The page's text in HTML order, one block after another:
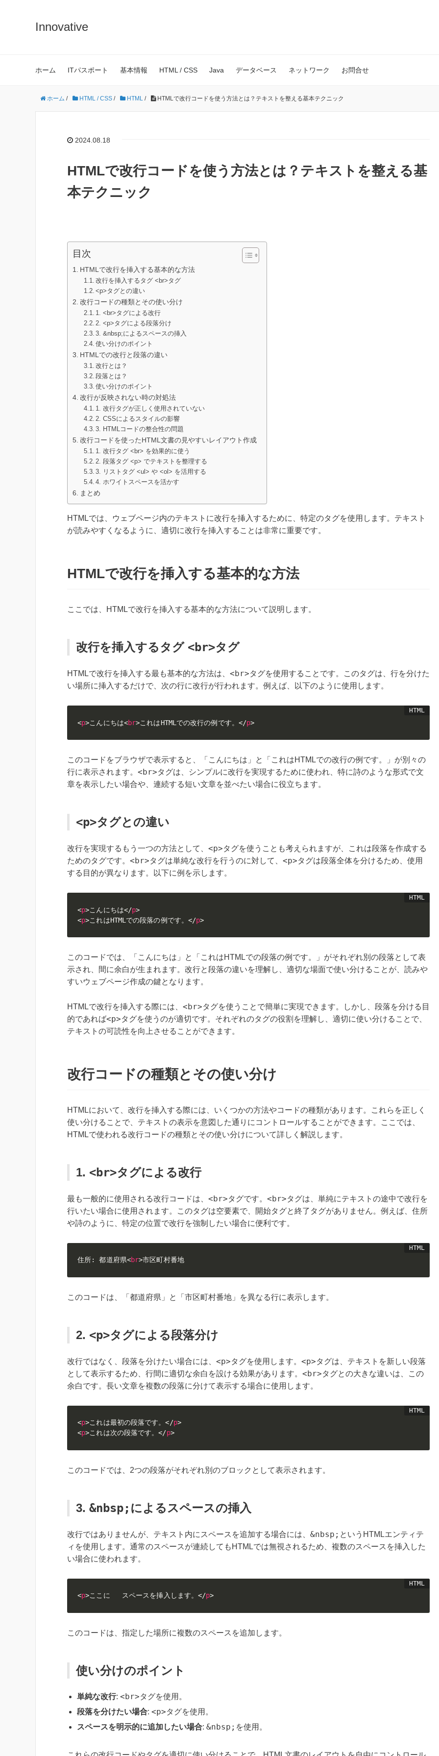
Innovative
ホーム ITパスポート 基本情報 HTML / CSS Java データベース ネットワーク お問合せ
ホーム / HTML / CSS / HTML / HTMLで改行コードを使う方法とは？テキストを整える基本テクニック
2024.08.18
HTMLで改行コードを使う方法とは？テキストを整える基
本テクニック
目次
HTMLで改行を挿入する基本的な方法
改行を挿入するタグ <br>タグ
<p>タグとの違い
改行コードの種類とその使い分け
1. <br>タグによる改行
2. <p>タグによる段落分け
3. &nbsp;によるスペースの挿入
使い分けのポイント
HTMLでの改行と段落の違い
改行とは？
段落とは？
使い分けのポイント
改行が反映されない時の対処法
1. 改行タグが正しく使用されていない
2. CSSによるスタイルの影響
3. HTMLコードの整合性の問題
改行コードを使ったHTML文書の見やすいレイアウト作成
1. 改行タグ <br> を効果的に使う
2. 段落タグ <p> でテキストを整理する
3. リストタグ <ul> や <ol> を活用する
4. ホワイトスペースを活かす
まとめ
HTMLでは、ウェブページ内のテキストに改行を挿入するために、特定のタグを使用します。テキスト
が読みやすくなるように、適切に改行を挿入することは非常に重要です。
HTMLで改行を挿入する基本的な方法
ここでは、HTMLで改行を挿入する基本的な方法について説明します。
改行を挿入するタグ <br>タグ
HTMLで改行を挿入する最も基本的な方法は、 <br>タグを使用することです。このタグは、行を分けた
い場所に挿入するだけで、次の行に改行が行われます。例えば、以下のように使用します。
<p>こんにちは<br>これはHTMLでの改行の例です。 </p>
このコードをブラウザで表示すると、「こんにちは」と「これはHTMLでの改行の例です。」が別々の
行に表示されます。 <br>タグは、シンプルに改行を実現するために使われ、特に詩のような形式で文
章を表示したい場合や、連続する短い文章を並べたい場合に役立ちます。
<p>タグとの違い
改行を実現するもう一つの方法として、 <p>タグを使うことも考えられますが、これは段落を作成する
ためのタグです。 <br>タグは単純な改行を行うのに対して、 <p>タグは段落全体を分けるため、使用
する目的が異なります。以下に例を示します。
<p>こんにちは</p>
<p>これはHTMLでの段落の例です。 </p>
このコードでは、「こんにちは」と「これはHTMLでの段落の例です。」がそれぞれ別の段落として表
示され、間に余白が生まれます。改行と段落の違いを理解し、適切な場面で使い分けることが、読みや
すいウェブページ作成の鍵となります。
HTMLで改行を挿入する際には、 <br>タグを使うことで簡単に実現できます。しかし、段落を分ける目
的であれば<p>タグを使うのが適切です。それぞれのタグの役割を理解し、適切に使い分けることで、
テキストの可読性を向上させることができます。
改行コードの種類とその使い分け
HTMLにおいて、改行を挿入する際には、いくつかの方法やコードの種類があります。これらを正しく
使い分けることで、テキストの表示を意図した通りにコントロールすることができます。ここでは、
HTMLで使われる改行コードの種類とその使い分けについて詳しく解説します。
1. <br>タグによる改行
最も一般的に使用される改行コードは、 <br>タグです。 <br>タグは、単純にテキストの途中で改行を
行いたい場合に使用されます。このタグは空要素で、開始タグと終了タグがありません。例えば、住所
や詩のように、特定の位置で改行を強制したい場合に便利です。
住所: 都道府県<br>市区町村番地
このコードは、「都道府県」と「市区町村番地」を異なる行に表示します。
2. <p>タグによる段落分け
改行ではなく、段落を分けたい場合には、 <p>タグを使用します。 <p>タグは、テキストを新しい段落
として表示するため、行間に適切な余白を設ける効果があります。 <br>タグとの大きな違いは、この
余白です。長い文章を複数の段落に分けて表示する場合に使用します。
<p>これは最初の段落です。</p>
<p>これは次の段落です。</p>
このコードでは、2つの段落がそれぞれ別のブロックとして表示されます。
3. &nbsp; によるスペースの挿入
改行ではありませんが、テキスト内にスペースを追加する場合には、 &nbsp; というHTMLエンティテ
ィを使用します。通常のスペースが連続してもHTMLでは無視されるため、複数のスペースを挿入した
い場合に使われます。
<p>ここに   スペースを挿入します。</p>
このコードは、指定した場所に複数のスペースを追加します。
使い分けのポイント
単純な改行: <br>タグを使用。
段落を分けたい場合: <p>タグを使用。
スペースを明示的に追加したい場合: &nbsp; を使用。